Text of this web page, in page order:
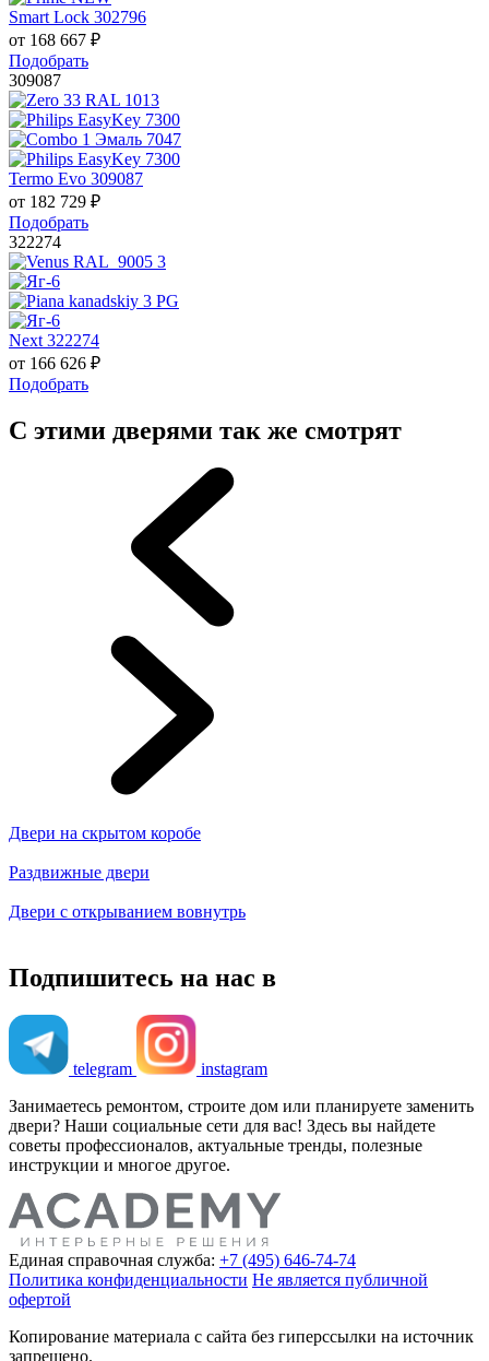
Smart Lock 302796
от 168 667 ₽
Подобрать
309087
Termo Evo 309087
от 182 729 ₽
Подобрать
322274
Next 322274
от 166 626 ₽
Подобрать
С этими дверями так же смотрят
Двери на скрытом коробе
Раздвижные двери
Двери с открыванием вовнутрь
Подпишитесь на нас в
telegram
instagram
Занимаетесь ремонтом, строите дом или планируете заменить
двери? Наши социальные сети для вас! Здесь вы найдете
советы профессионалов, актуальные тренды, полезные
инструкции и многое другое.
Единая справочная служба: +7 (495) 646-74-74
Политика конфиденциальности Не является публичной
офертой
Копирование материала с сайта без гиперссылки на источник
запрещено.